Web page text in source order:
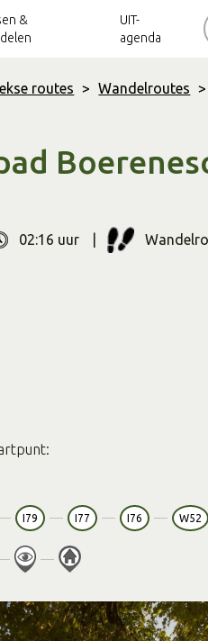
&
UIT-
agenda
routes > Wandelroutes >
02:16 uur
Soort
I79 I77 I76 W52